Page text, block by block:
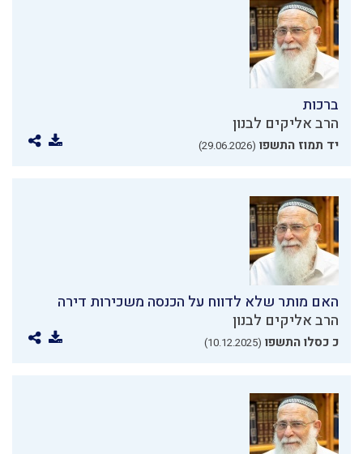
ברכות
הרב אליקים לבנון
יד תמוז התשפו (29.06.2026)
האם מותר שלא לדווח על הכנסה משכירות דירה
הרב אליקים לבנון
כ כסלו התשפו (10.12.2025)